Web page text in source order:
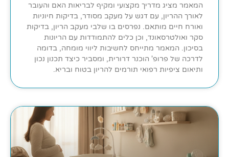
המאמר מציג מדריך מקצועי ומקיף לבריאות האם והעובר
לאורך ההריון, עם דגש על מעקב מסודר, בדיקות חיוניות
ואורח חיים מותאם. נפרסים בו שלבי מעקב הריון, בדיקות
סקר ואולטרסאונד, וכן כלים להתמודדות עם הריונות
בסיכון. המאמר מתייחס לחשיבות ליווי מומחה, בדומה
לדרכה של פרופ' הוכנר דרורית, ומסביר כיצד תכנון נכון
ותיאום ציפיות רפואי תורמים להריון בטוח ובריא.